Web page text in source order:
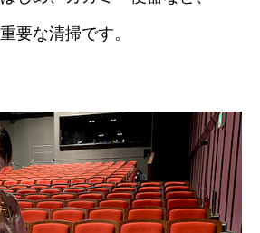
要な清掃です。